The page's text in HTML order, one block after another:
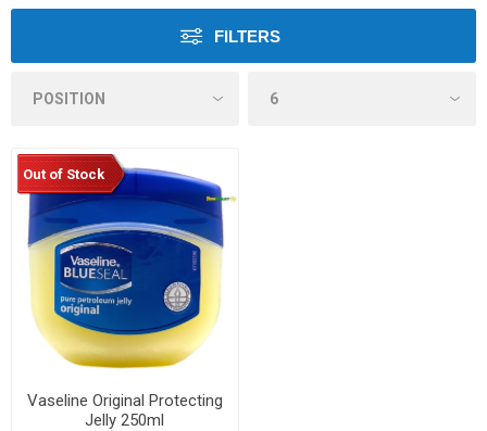
FILTERS
Out of Stock
Vaseline Original Protecting
Jelly 250ml